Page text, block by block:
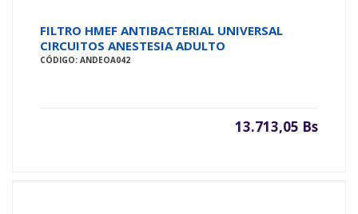
FILTRO HMEF ANTIBACTERIAL UNIVERSAL
CIRCUITOS ANESTESIA ADULTO
CÓDIGO: ANDEOA042
13.713,05 Bs